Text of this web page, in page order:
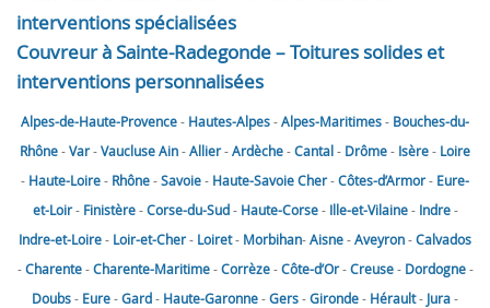
interventions spécialisées
Couvreur à Sainte-Radegonde – Toitures solides et
interventions personnalisées
Alpes-de-Haute-Provence- Hautes-Alpes-Alpes-Maritimes- Bouches-du-
Rhône-Var-VaucluseAin-Allier-Ardèche-Cantal- Drôme- Isère- Loire
- Haute-Loire- Rhône-Savoie- Haute-SavoieCher-Côtes-d’Armor- Eure-
et-Loir- Finistère-Corse-du-Sud- Haute-Corse- Ille-et-Vilaine- Indre-
Indre-et-Loire- Loir-et-Cher- Loiret- Morbihan-Aisne-Aveyron-Calvados
-Charente-Charente-Maritime-Corrèze-Côte-d’Or-Creuse- Dordogne-
Doubs- Eure-Gard- Haute-Garonne-Gers-Gironde- Hérault- Jura-